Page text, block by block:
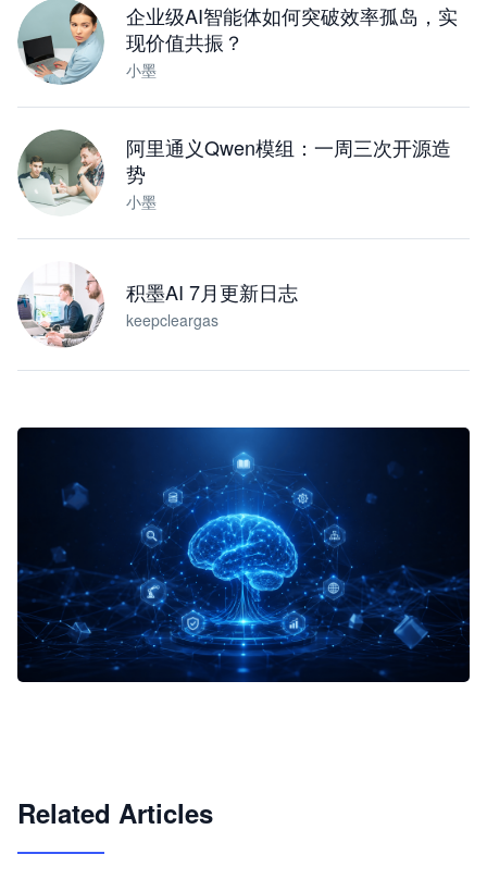
企业级AI智能体如何突破效率孤岛，实
现价值共振？
小墨
阿里通义Qwen模组：一周三次开源造
势
小墨
积墨AI 7月更新日志
keepcleargas
Related Articles